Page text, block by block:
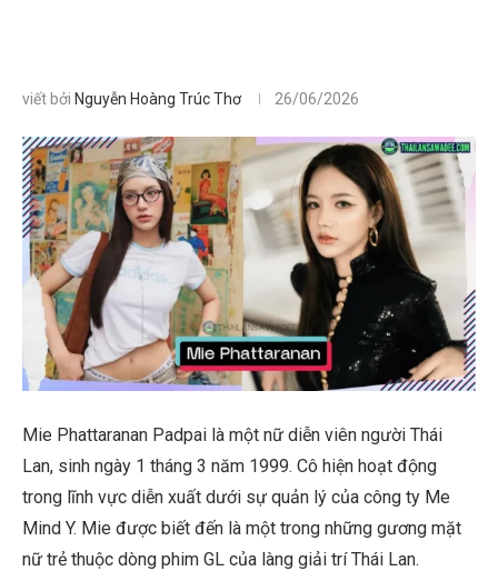
viết bởi Nguyễn Hoàng Trúc Thơ 26/06/2026
Mie Phattaranan Padpai là một nữ diễn viên người Thái
Lan, sinh ngày 1 tháng 3 năm 1999. Cô hiện hoạt động
trong lĩnh vực diễn xuất dưới sự quản lý của công ty Me
Mind Y. Mie được biết đến là một trong những gương mặt
nữ trẻ thuộc dòng phim GL của làng giải trí Thái Lan.